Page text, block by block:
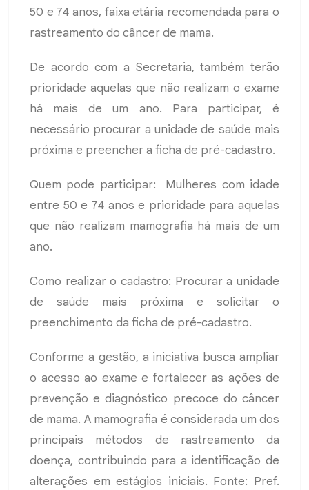
50 e 74 anos, faixa etária recomendada para o
rastreamento do câncer de mama.
De acordo com a Secretaria, também terão
prioridade aquelas que não realizam o exame
há mais de um ano. Para participar, é
necessário procurar a unidade de saúde mais
próxima e preencher a ficha de pré-cadastro.
Quem pode participar: Mulheres com idade
entre 50 e 74 anos e prioridade para aquelas
que não realizam mamografia há mais de um
ano.
Como realizar o cadastro: Procurar a unidade
de saúde mais próxima e solicitar o
preenchimento da ficha de pré-cadastro.
Conforme a gestão, a iniciativa busca ampliar
o acesso ao exame e fortalecer as ações de
prevenção e diagnóstico precoce do câncer
de mama. A mamografia é considerada um dos
principais métodos de rastreamento da
doença, contribuindo para a identificação de
alterações em estágios iniciais. Fonte: Pref.